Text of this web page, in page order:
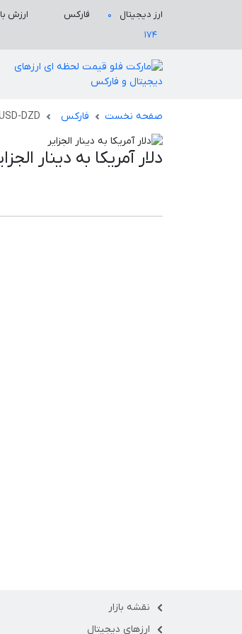
ارز دیجیتال ۰
فارکس
۱۷۴
ارزش
صفحه نخست فارکس DZD
دلار آمریکا به دینار
نقشه بازار
ارزهای دیجیتال